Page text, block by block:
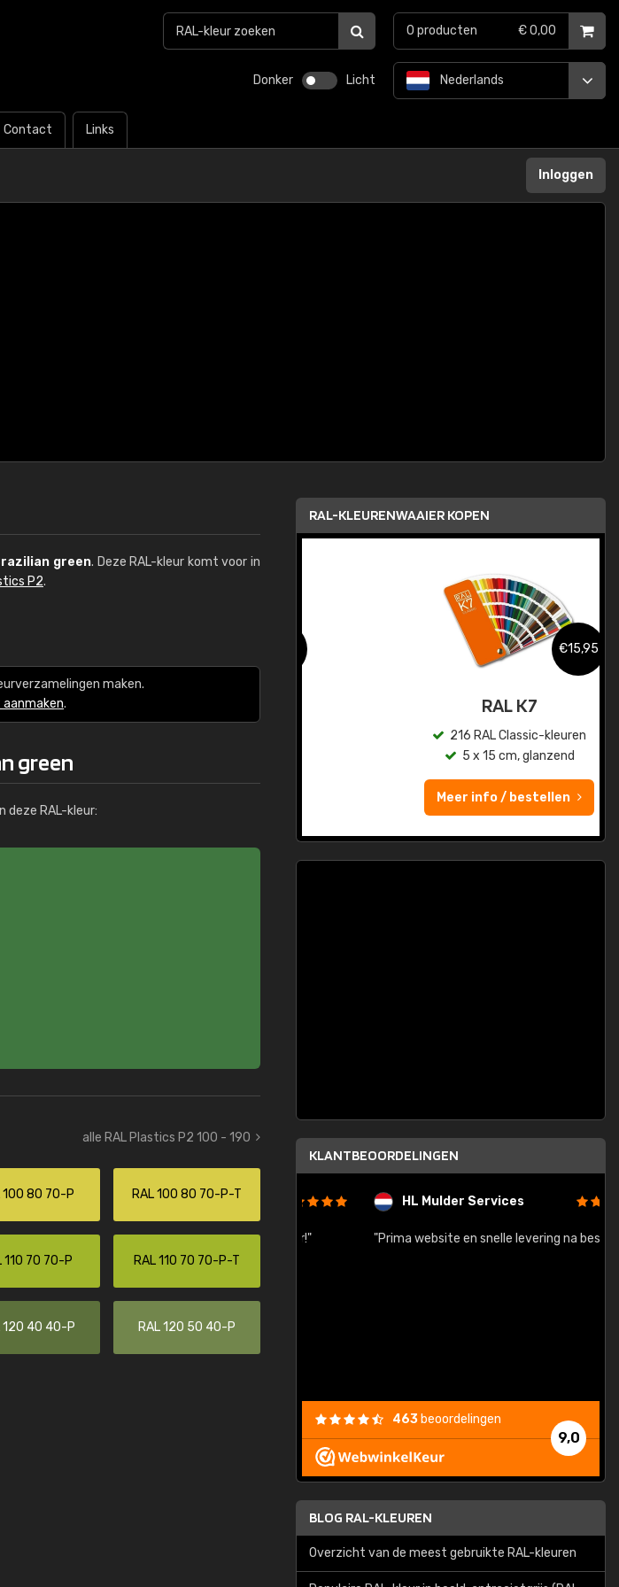
Donker Licht
Contact Links
Nederlands
0 producten € 0,00
Inloggen
green. Deze RAL-kleur komt voor in
P2.
maken.
.
green
deze RAL-kleur:
alle RAL Plastics P2 100 - 190
100 80 70-P RAL 100 80 70-P-T
110 70 70-P RAL 110 70 70-P-T
120 40 40-P RAL 120 50 40-P
RAL-KLEURENWAAIER KOPEN
RAL K7 op waterbasis
€15,95
216 RAL Classic-kleuren
5 x 15 cm, glanzend
Meer info / bestellen
KLANTBEOORDELINGEN
Kambier BV
"Super snelle service en zeer betaalbaar!"
HL Mulder Services
"Prima website en snelle levering na bestelling"
9,0
463 beoordelingen
BLOG RAL-KLEUREN
Overzicht van de meest gebruikte RAL-kleuren